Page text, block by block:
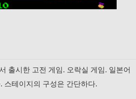
출시한 고전 게임. 오락실 게임. 일본어
스테이지의 구성은 간단하다.